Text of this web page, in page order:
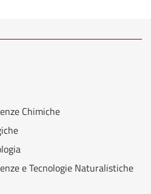
Chimiche
e Tecnologie Naturalistiche